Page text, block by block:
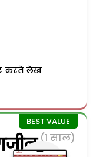
करते लेख
(1 साल)